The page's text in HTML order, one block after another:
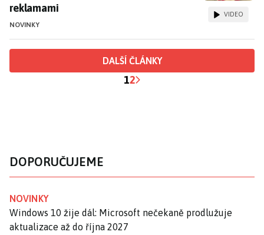
reklamami
NOVINKY
VIDEO
DALŠÍ ČLÁNKY
12
DOPORUČUJEME
NOVINKY
Windows 10 žije dál: Microsoft nečekaně prodlužuje
aktualizace až do října 2027